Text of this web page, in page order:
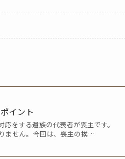
イント
をする遺族の代表者が喪主です。
ません。今回は、喪主の挨…